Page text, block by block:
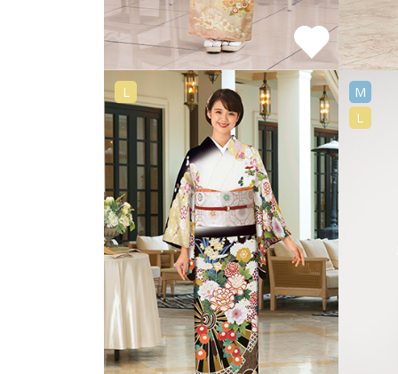
L
M
L